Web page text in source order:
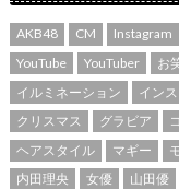
AKB48 CM Instagram
YouTube
YouTuber お
イルミネーション
イン
クリスマス
グラビア
ヘアスタイル
マギー
内田理央
女優 山田優